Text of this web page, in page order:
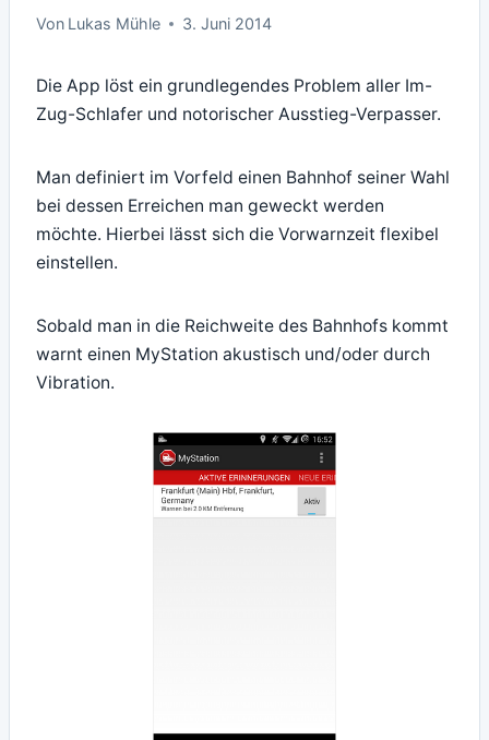
Von Lukas Mühle 3. Juni 2014
Die App löst ein grundlegendes Problem aller Im-
Zug-Schlafer und notorischer Ausstieg-Verpasser.
Man definiert im Vorfeld einen Bahnhof seiner Wahl
bei dessen Erreichen man geweckt werden
möchte. Hierbei lässt sich die Vorwarnzeit flexibel
einstellen.
Sobald man in die Reichweite des Bahnhofs kommt
warnt einen MyStation akustisch und/oder durch
Vibration.